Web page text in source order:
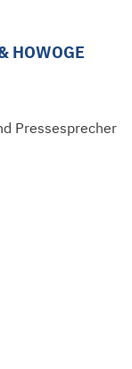
HOWOGE
Pressesprecher